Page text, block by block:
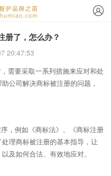
册了，怎么办？
20:47:53
要采取一系列措施来应对和处
公司解决商标被注册的问题，
例如《商标法》、《商标注册
理商标被注册的基本指导，让
及如何合法、有效地应对。